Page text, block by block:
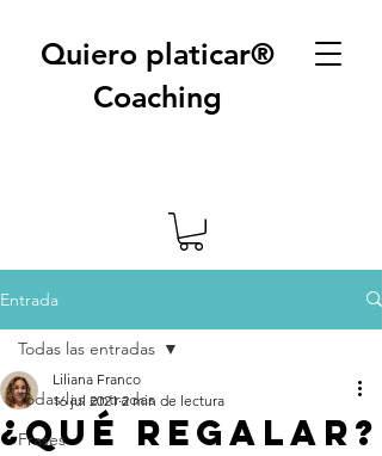
Quiero platicar®
Coaching
Entrada
Todas las entradas
Frases
Todas las entradas
¿Qué regalar?
Liliana Franco
16 jul 2021 2 min de lectura